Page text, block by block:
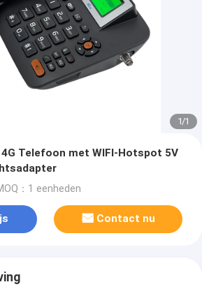
1/1
4G Telefoon met WIFI-Hotspot 5V
：1 eenheden
Contact nu